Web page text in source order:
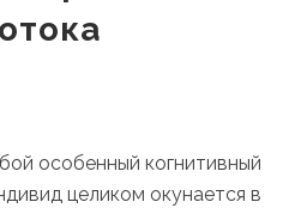
особенный когнитивный
целиком окунается в